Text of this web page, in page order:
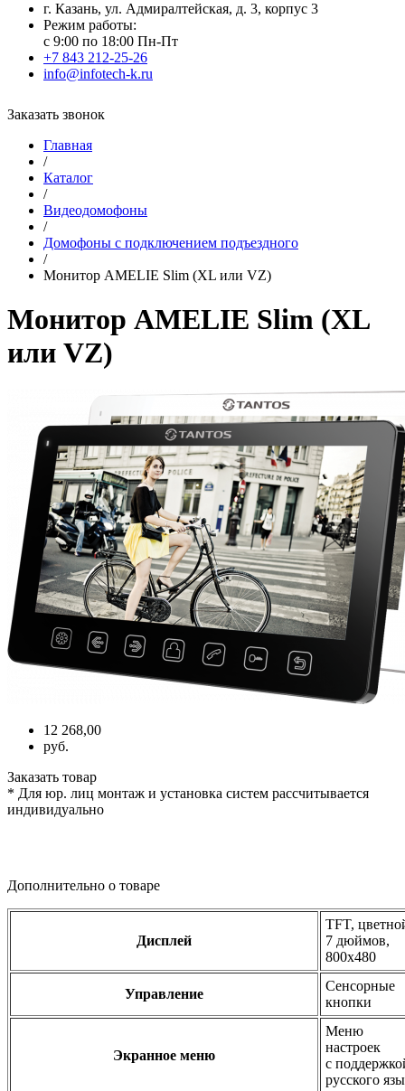
г. Казань, ул. Адмиралтейская, д. 3, корпус 3
Режим работы:
с 9:00 по 18:00 Пн-Пт
+7 843 212-25-26
info@infotech-k.ru
Заказать звонок
Главная
/
Каталог
/
Видеодомофоны
/
Домофоны с подключением подъездного
/
Монитор AMELIE Slim (XL или VZ)
Монитор AMELIE Slim (XL
или VZ)
12 268,00
руб.
Заказать товар
* Для юр. лиц монтаж и установка систем рассчитывается
индивидуально
Дополнительно о товаре
Дисплей
TFT,
7 дюймов,
800x480
Управление
Сенсорные
кнопки
Экранное меню
Меню
настроек
с
русского